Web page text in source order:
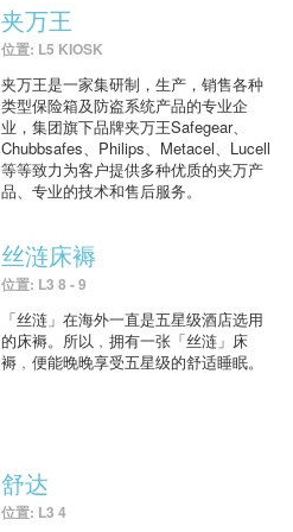
夹万王
位置: L5 KIOSK
夹万王是一家集研制，生产，销售各种
类型保险箱及防盗系统产品的专业企
业，集团旗下品牌夹万王Safegear、
Chubbsafes、Philips、Metacel、Lucell
等等致力为客户提供多种优质的夹万产
品、专业的技术和售后服务。
丝涟床褥
位置: L3 8 - 9
「丝涟」在海外一直是五星级酒店选用
的床褥。所以﹐拥有一张「丝涟」床
褥﹐便能晚晚享受五星级的舒适睡眠。
舒达
位置: L3 4